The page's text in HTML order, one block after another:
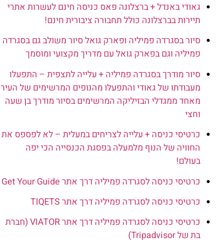
גאודי באנדל + ברצלונה פאס כניסה חינם לעשרות אתרי
תיירות בברצלונה כולל תחבורה ציבורית חינם!
סיור בסגרדה פמיליה ופארק גואל סיור משולב גם בסגרדה
פמיליה וגם בפארק גואל עם מדריך מקצועי ומוסמך
סיור מודרך בסגרדה פמיליה + עלייה לתצפית – התפעלו
מעבודתו של גאודי והתפעלו מהנופים המרשימים של העיר
מאחד ממגדלי הבזיליקה המרשימים בסיור מודרך בן שעה
וחצי
כרטיסי כניסה + עלייה לצריחים במעלית – לא לפספס את
החוויה של הנוף מלמעלה בפסגת הכנסייה הכי יפה
בעולם!
כרטיסי כניסה לסגרדה פמיליה דרך אתר Get Your Guide
כרטיסי כניסה לסגרדה פמיליה דרך אתר TIQETS
כרטיסי כניסה לסגרדה פמיליה דרך אתר VIATOR (חברת
בת של Tripadvisor)